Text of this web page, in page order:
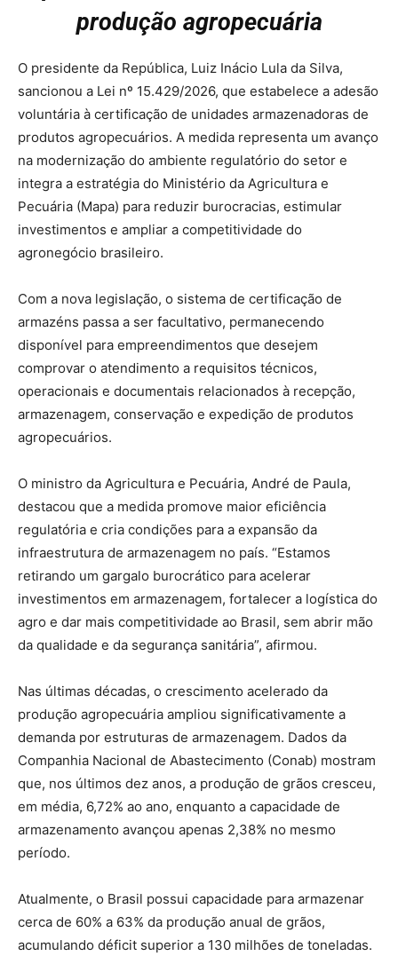
produção agropecuária
O presidente da República, Luiz Inácio Lula da Silva,
sancionou a Lei nº 15.429/2026, que estabelece a adesão
voluntária à certificação de unidades armazenadoras de
produtos agropecuários. A medida representa um avanço
na modernização do ambiente regulatório do setor e
integra a estratégia do Ministério da Agricultura e
Pecuária (Mapa) para reduzir burocracias, estimular
investimentos e ampliar a competitividade do
agronegócio brasileiro.
Com a nova legislação, o sistema de certificação de
armazéns passa a ser facultativo, permanecendo
disponível para empreendimentos que desejem
comprovar o atendimento a requisitos técnicos,
operacionais e documentais relacionados à recepção,
armazenagem, conservação e expedição de produtos
agropecuários.
O ministro da Agricultura e Pecuária, André de Paula,
destacou que a medida promove maior eficiência
regulatória e cria condições para a expansão da
infraestrutura de armazenagem no país. “Estamos
retirando um gargalo burocrático para acelerar
investimentos em armazenagem, fortalecer a logística do
agro e dar mais competitividade ao Brasil, sem abrir mão
da qualidade e da segurança sanitária”, afirmou.
Nas últimas décadas, o crescimento acelerado da
produção agropecuária ampliou significativamente a
demanda por estruturas de armazenagem. Dados da
Companhia Nacional de Abastecimento (Conab) mostram
que, nos últimos dez anos, a produção de grãos cresceu,
em média, 6,72% ao ano, enquanto a capacidade de
armazenamento avançou apenas 2,38% no mesmo
período.
Atualmente, o Brasil possui capacidade para armazenar
cerca de 60% a 63% da produção anual de grãos,
acumulando déficit superior a 130 milhões de toneladas.